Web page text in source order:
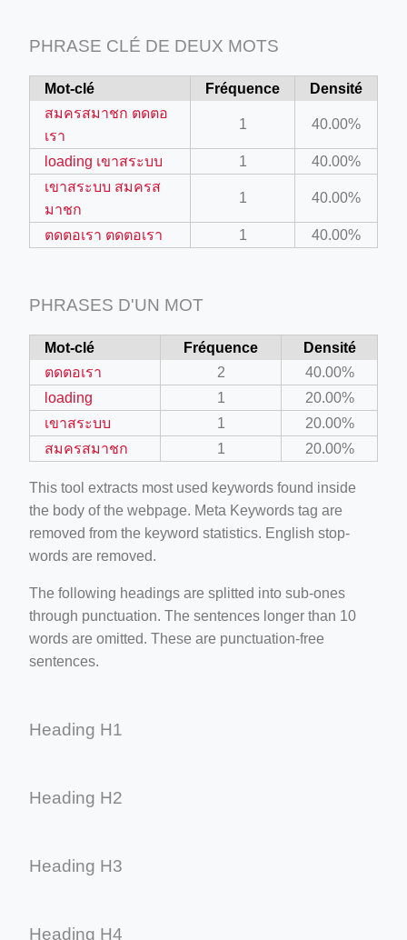
feed-calculator
co-work?lat=37.49813&lng=127.0284&zoom=16
shredder-plant-equipment/scrap-shredder-fabrication
PHRASE CLÉ DE DEUX MOTS
Mot-clé Fréquence
Densité
สมครสมาชก ตดตอ
เรา
1 40.00%
loading เขาสระบบ 1
40.00%
เขาสระบบ สมครส
มาชก
1 40.00%
ตดตอเรา ตดตอเรา 1 40.00%
PHRASES D'UN MOT
Mot-clé Fréquence
Densité
ตดตอเรา
2
40.00%
loading
1
20.00%
เขาสระบบ
1
20.00%
สมครสมาชก
1 20.00%
This tool extracts most used keywords found inside
the body of the webpage. Meta Keywords tag are
removed from the keyword statistics. English stop-
words are removed.
The following headings are splitted into sub-ones
through punctuation. The sentences longer than 10
words are omitted. These are punctuation-free
sentences.
Heading H1
Heading H2
Heading H3
Heading H4